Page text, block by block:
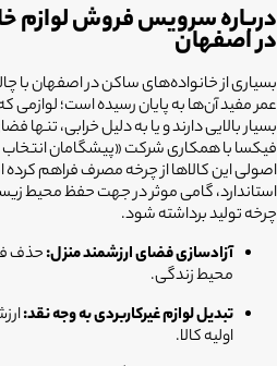
درباره سرویس فروش لوازم
در اصفهان
بسیاری از خانواده‌های ساکن در اصفهان با
عمر مفید آن‌ها به پایان رسیده است؛ لوازمی
بسیار بالایی دارند و یا به دلیل خرابی، تنها
فیکسا با همکاری شرکت «پیشگامان
اصولی این کالاها از چرخه مصرف فراهم کرده
استاندارد، گامی موثر در جهت حفظ محیط
چرخه تولید برداشته شود.
آزادسازی فضای ارزشمند منزل:حذف
محیط زندگی.
تبدیل لوازم غیرکاربردی به وجه نقد:
اولیه کالا.